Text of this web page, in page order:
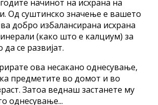
начинот на исхрана на
Од суштинско значење е вашето
добро избалансирана исхрана
(како што е калциум) за
се развијат.
ова несакано однесување,
предметите во домот и во
Затоа веднаш застанете му
однесување...